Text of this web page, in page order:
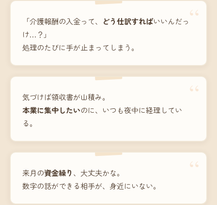
“
「介護報酬の入金って、 どう仕訳すればいいんだっ
け…？」
処理のたびに手が止まってしまう。
“
気づけば領収書が山積み。
本業に集中したいのに、いつも夜中に経理してい
る。
“
来月の資金繰り 、大丈夫かな。
数字の話ができる相手が、身近にいない。